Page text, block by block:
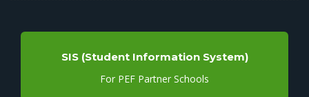
SIS (Student Information System)
For PEF Partner Schools